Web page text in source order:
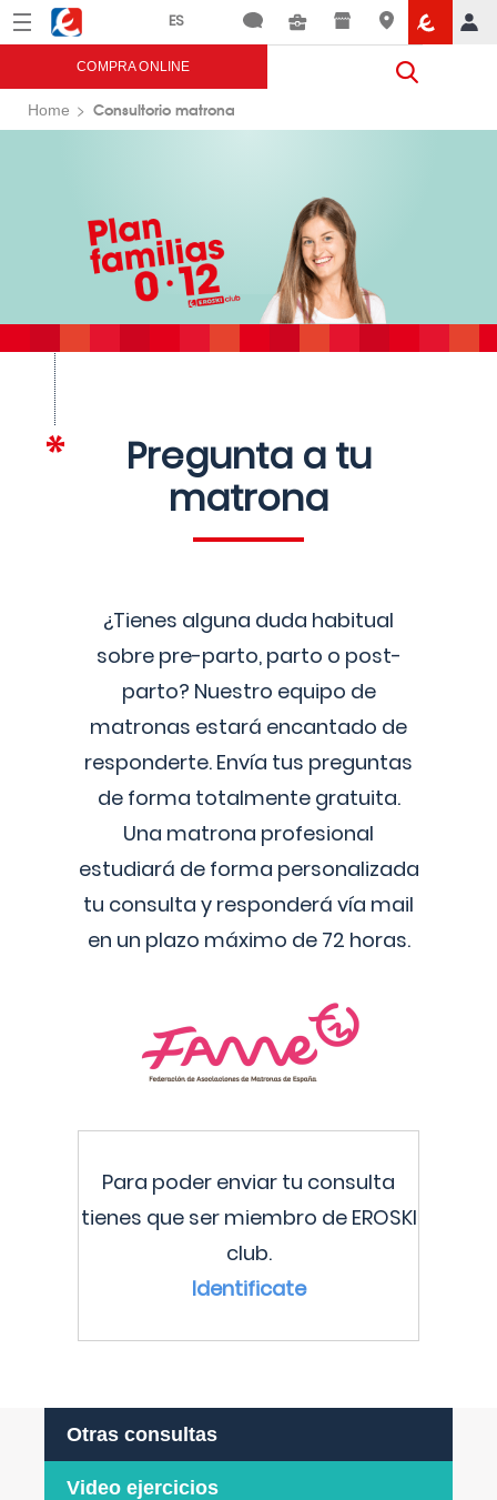
Menú Eroski
COMPRA ONLINE
Home Consultorio matrona
Pregunta a tu
matrona
¿Tienes alguna duda habitual
sobre pre-parto, parto o post-
parto? Nuestro equipo de
matronas estará encantado de
responderte. Envía tus preguntas
de forma totalmente gratuita.
Una matrona profesional
estudiará de forma personalizada
tu consulta y responderá vía mail
en un plazo máximo de 72 horas.
Para poder enviar tu consulta
tienes que ser miembro de EROSKI
club.
Identificate
Otras consultas
Video ejercicios